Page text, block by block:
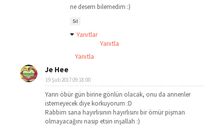
ne desem bilemedim :)
Sil
Yanıtlar
Yanıtla
Yanıtla
Je Hee
19 Şub 2017 09:18:00
Yarın öbür gün birine gönlün olacak, onu da annenler
istemeyecek diye korkuyorum :D
Rabbim sana hayırlısının hayırlısını bir ömür pişman
olmayacağını nasip etsin inşallah :)